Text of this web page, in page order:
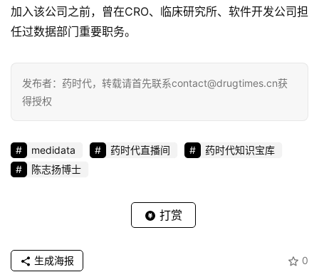
精
彩
投
融
资
药
注册
加入该公司之前，曾在CRO、临床研究所、软件开发公司担
任过数据部门重要职务。
发布者：药时代，转载请首先联系contact@drugtimes.cn获
得授权
medidata 药时代直播间
药时代知识宝库
陈志扬博士
打赏
0
生成海报